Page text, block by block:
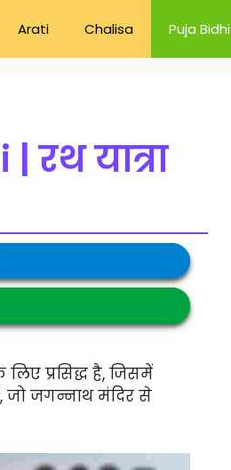
Arati Chalisa Puja Bidhi
रथ यात्रा
प्रसिद्ध है, जिसमें
जो जगन्नाथ मंदिर से